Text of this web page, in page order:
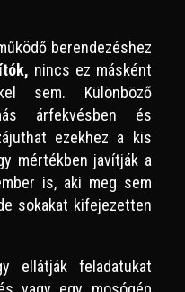
berendezéshez
nincs ez másként
sem. Különböző
árfekvésben és
ezekhez a kis
mértékben javítják a
is, aki meg sem
sokakat kifejezetten
ellátják feladatukat